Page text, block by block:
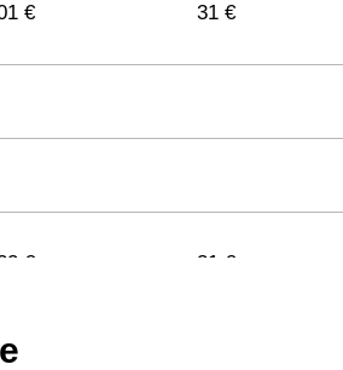
€ 31 €
€ 31 €